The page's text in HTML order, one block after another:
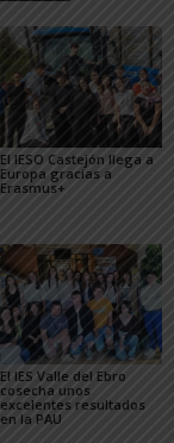
El IESO Castejón llega a
Europa gracias a
Erasmus+
El IES Valle del Ebro
cosecha unos
excelentes resultados
en la PAU